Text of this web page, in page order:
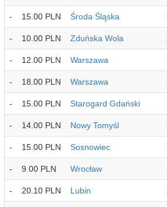
- 15.00 PLN Środa Śląska
- 10.00 PLN Zduńska Wola
- 12.00 PLN Warszawa
- 18.00 PLN Warszawa
- 15.00 PLN Starogard Gdański
- 14.00 PLN Nowy Tomyśl
- 15.00 PLN Sosnowiec
- 9.00 PLN Wrocław
- 20.10 PLN Lubin